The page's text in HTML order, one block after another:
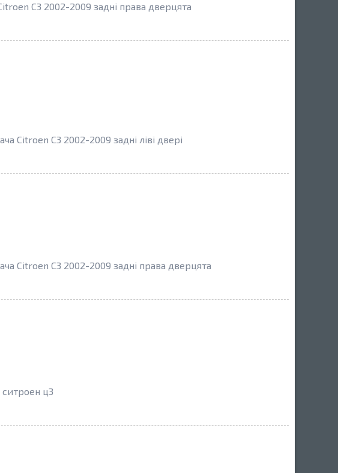
C3 2002-2009 задні права дверцята
Citroen C3 2002-2009 задні ліві двері
Citroen C3 2002-2009 задні права дверцята
ц3